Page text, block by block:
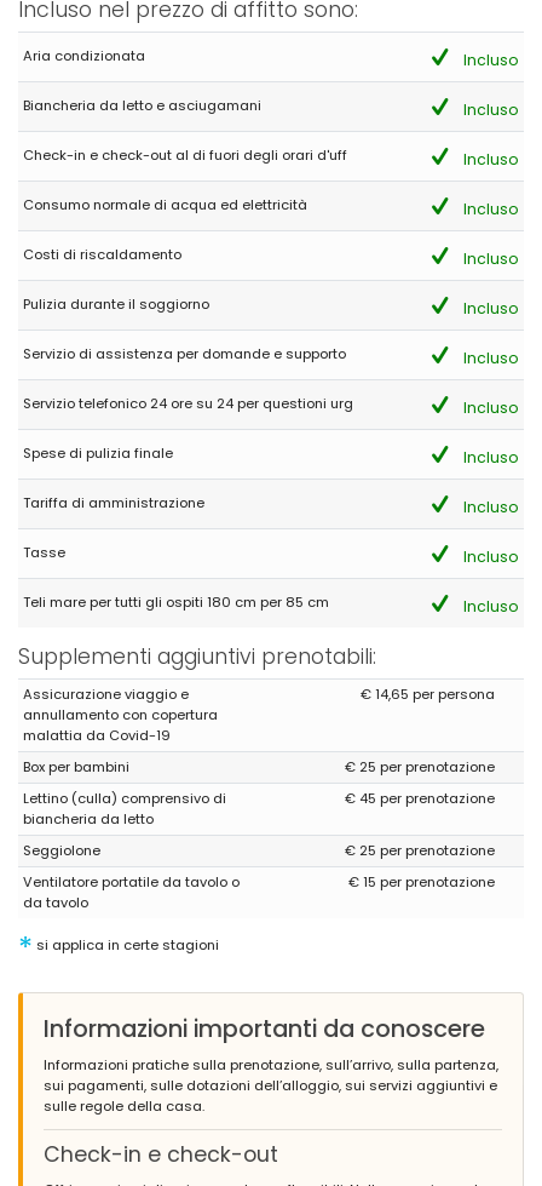
Incluso nel prezzo di affitto sono:
Aria condizionata Incluso
Biancheria da letto e asciugamani Incluso
Check-in e check-out al di fuori degli orari d'uff Incluso
Consumo normale di acqua ed elettricità Incluso
Costi di riscaldamento Incluso
Pulizia durante il soggiorno Incluso
Servizio di assistenza per domande e supporto Incluso
Servizio telefonico 24 ore su 24 per questioni urg Incluso
Spese di pulizia finale Incluso
Tariffa di amministrazione Incluso
Tasse Incluso
Teli mare per tutti gli ospiti 180 cm per 85 cm Incluso
Supplementi aggiuntivi prenotabili:
Assicurazione viaggio e
annullamento con copertura
malattia da Covid-19
€ 14,65 per persona
Box per bambini
€ 25 per prenotazione
Lettino (culla) comprensivo di
biancheria da letto
€ 45 per prenotazione
Seggiolone
€ 25 per prenotazione
Ventilatore portatile da tavolo o
da tavolo
€ 15 per prenotazione
* si applica in certe stagioni
Informazioni importanti da conoscere
Informazioni pratiche sulla prenotazione, sull’arrivo, sulla partenza,
sui pagamenti, sulle dotazioni dell’alloggio, sui servizi aggiuntivi e
sulle regole della casa.
Check-in e check-out